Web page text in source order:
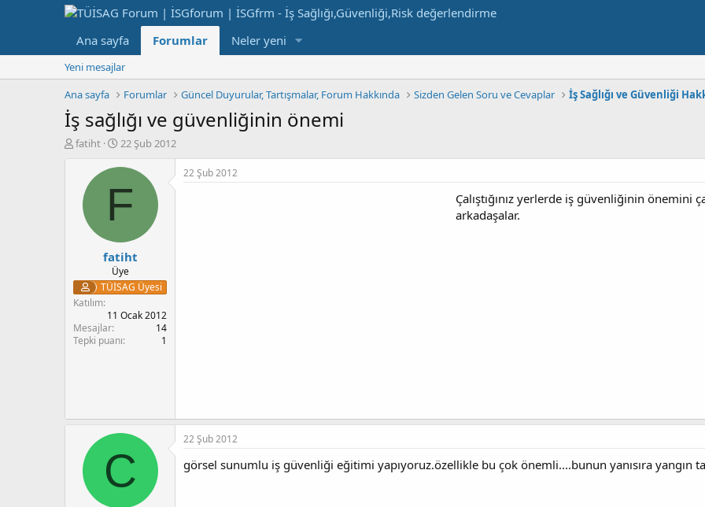
Ana sayfa Forumlar Neler yeni
Yeni mesajlar
Ana sayfa
Forumlar Güncel Duyurular, Tartışmalar, Forum Hakkında Sizden Gelen Soru ve Cevaplar İş Sağlığı ve Güvenliği
İş sağlığı ve güvenliğinin önemi
K
l
a
a
n
fatiht
B
ş
ı
ç
t
a
r
i
i
22 Şub 2012
F
fatiht
Üye
TÜİSAG Üyesi
Katılım
11 Ocak 2012
Mesajlar
14
Tepki puanı
1
22 Şub 2012
Çalıştığınız yerlerde iş güvenliğinin önemini
arkadaşalar.
C
22 Şub 2012
görsel sunumlu iş güvenliği eğitimi yapıyoruz.özellikle bu çok önemli....bunun yanısıra yangın